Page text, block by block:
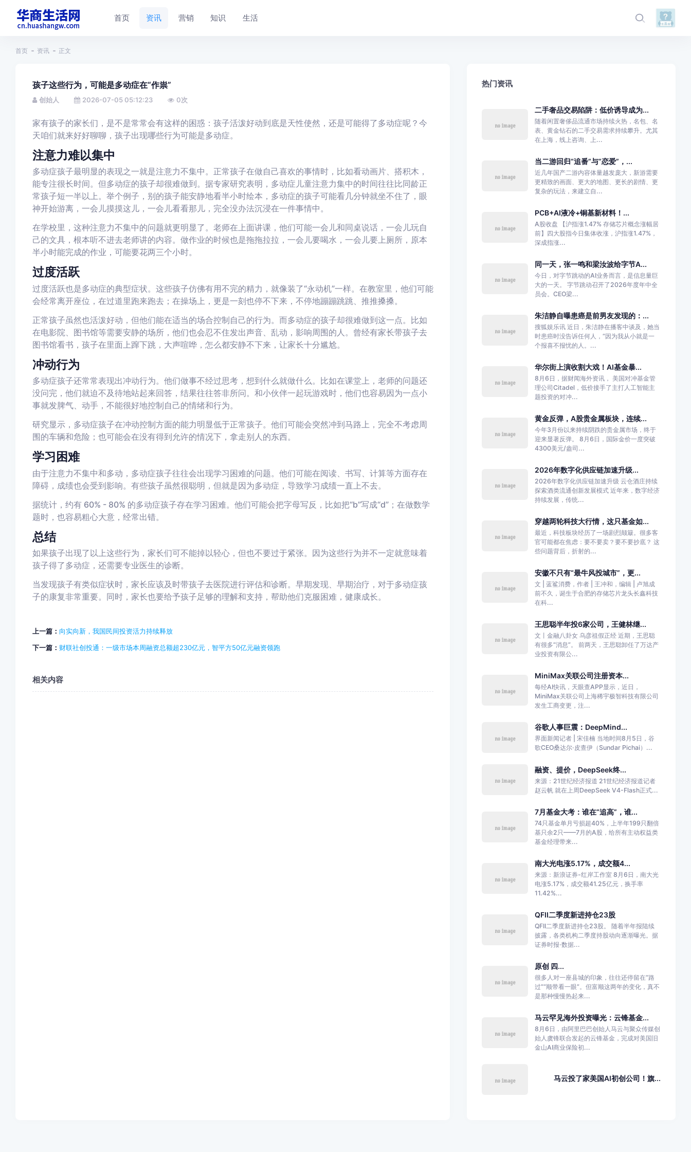
首页 资讯 营销 知识 生活
首页 资讯 正文
孩子这些行为，可能是多动症在“作祟”
创始人 2026-07-05 05:12:23 0次
家有孩子的家长们，是不是常常会有这样的困惑：孩子活泼好动到底是天性使然，还是可能得了多动症呢？今
天咱们就来好好聊聊，孩子出现哪些行为可能是多动症。
注意力难以集中
多动症孩子最明显的表现之一就是注意力不集中。正常孩子在做自己喜欢的事情时，比如看动画片、搭积木，
能专注很长时间。但多动症的孩子却很难做到。据专家研究表明，多动症儿童注意力集中的时间往往比同龄正
常孩子短一半以上。举个例子，别的孩子能安静地看半小时绘本，多动症的孩子可能看几分钟就坐不住了，眼
神开始游离，一会儿摸摸这儿，一会儿看看那儿，完全没办法沉浸在一件事情中。
在学校里，这种注意力不集中的问题就更明显了。老师在上面讲课，他们可能一会儿和同桌说话，一会儿玩自
己的文具，根本听不进去老师讲的内容。做作业的时候也是拖拖拉拉，一会儿要喝水，一会儿要上厕所，原本
半小时能完成的作业，可能要花两三个小时。
过度活跃
过度活跃也是多动症的典型症状。这些孩子仿佛有用不完的精力，就像装了“永动机”一样。在教室里，他们可能
会经常离开座位，在过道里跑来跑去；在操场上，更是一刻也停不下来，不停地蹦蹦跳跳、推推搡搡。
正常孩子虽然也活泼好动，但他们能在适当的场合控制自己的行为。而多动症的孩子却很难做到这一点。比如
在电影院、图书馆等需要安静的场所，他们也会忍不住发出声音、乱动，影响周围的人。曾经有家长带孩子去
图书馆看书，孩子在里面上蹿下跳，大声喧哗，怎么都安静不下来，让家长十分尴尬。
冲动行为
多动症孩子还常常表现出冲动行为。他们做事不经过思考，想到什么就做什么。比如在课堂上，老师的问题还
没问完，他们就迫不及待地站起来回答，结果往往答非所问。和小伙伴一起玩游戏时，他们也容易因为一点小
事就发脾气、动手，不能很好地控制自己的情绪和行为。
研究显示，多动症孩子在冲动控制方面的能力明显低于正常孩子。他们可能会突然冲到马路上，完全不考虑周
围的车辆和危险；也可能会在没有得到允许的情况下，拿走别人的东西。
学习困难
由于注意力不集中和多动，多动症孩子往往会出现学习困难的问题。他们可能在阅读、书写、计算等方面存在
障碍，成绩也会受到影响。有些孩子虽然很聪明，但就是因为多动症，导致学习成绩一直上不去。
据统计，约有 60% - 80% 的多动症孩子存在学习困难。他们可能会把字母写反，比如把“b”写成“d”；在做数学
题时，也容易粗心大意，经常出错。
总结
如果孩子出现了以上这些行为，家长们可不能掉以轻心，但也不要过于紧张。因为这些行为并不一定就意味着
孩子得了多动症，还需要专业医生的诊断。
当发现孩子有类似症状时，家长应该及时带孩子去医院进行评估和诊断。早期发现、早期治疗，对于多动症孩
子的康复非常重要。同时，家长也要给予孩子足够的理解和支持，帮助他们克服困难，健康成长。
上一篇： 向实向新，我国民间投资活力持续释放
下一篇： 财联社创投通：一级市场本周融资总额超230亿元，智平方50亿元融资领跑
相关内容
热门资讯
二手奢品交易陷阱：低价诱导成为...
随着闲置奢侈品流通市场持续火热，名包、名
表、黄金钻石的二手交易需求持续攀升。尤其
在上海，线上咨询、上...
当二游回归“追番”与“恋爱”，...
近几年国产二游内容体量越发庞大，新游需要
更精致的画面、更大的地图、更长的剧情、更
复杂的玩法，来建立自...
PCB+AI液冷+铜基新材料！...
A股收盘 【沪指涨1.47% 存储芯片概念涨幅居
前】四大股指今日集体收涨，沪指涨1.47%，
深成指涨...
同一天，张一鸣和梁汝波给字节A...
今日，对字节跳动的AI业务而言，是信息量巨
大的一天。 字节跳动召开了2026年度年中全
员会。CEO梁...
朱洁静自曝患癌是前男友发现的：...
搜狐娱乐讯 近日，朱洁静在播客中谈及，她当
时患癌时没告诉任何人，“因为我从小就是一
个报喜不报忧的人。...
华尔街上演收割大戏！AI基金暴...
8月6日，据财闻海外资讯， 美国对冲基金管
理公司Citadel，低价接手了主打人工智能主
题投资的对冲...
黄金反弹，A股贵金属板块，连续...
今年3月份以来持续阴跌的贵金属市场，终于
迎来显著反弹。 8月6日，国际金价一度突破
4300美元/盎司...
2026年数字化供应链加速升级...
2026年数字化供应链加速升级 云仓酒庄持续
探索酒类流通创新发展模式 近年来，数字经济
持续发展，传统...
穿越两轮科技大行情，这只基金如...
最近，科技板块经历了一场剧烈颠簸。很多客
官可能都在焦虑：要不要卖？要不要抄底？ 这
些问题背后，折射的...
安徽不只有“最牛风投城市”，更...
文 | 蓝鲨消费，作者 | 王冲和，编辑 | 卢旭成
前不久，诞生于合肥的存储芯片龙头长鑫科技
在科...
王思聪半年投6家公司，王健林继...
文丨金融八卦女 乌彦祖假正经 近期，王思聪
有很多“消息”。 前两天，王思聪卸任了万达产
业投资有限公...
MiniMax关联公司注册资本...
每经AI快讯，天眼查APP显示，近日，
MiniMax关联公司上海稀宇极智科技有限公司
发生工商变更，注...
谷歌人事巨震：DeepMind...
界面新闻记者 | 宋佳楠 当地时间8月5日，谷
歌CEO桑达尔·皮查伊（Sundar Pichai）...
融资、提价，DeepSeek终...
来源：21世纪经济报道 21世纪经济报道记者
赵云帆 就在上周DeepSeek V4-Flash正式...
7月基金大考：谁在“追高”，谁...
74只基金单月亏损超40%，上半年199只翻倍
基只余2只——7月的A股，给所有主动权益类
基金经理带来...
南大光电涨5.17%，成交额4...
来源：新浪证券-红岸工作室 8月6日，南大光
电涨5.17%，成交额41.25亿元，换手率
11.42%...
QFII二季度新进持仓23股
QFII二季度新进持仓23股。 随着半年报陆续
披露，各类机构二季度持股动向逐渐曝光。据
证券时报·数据...
原创 四...
很多人对一座县城的印象，往往还停留在“路
过”“顺带看一眼”。但富顺这两年的变化，真不
是那种慢慢热起来...
马云罕见海外投资曝光：云锋基金...
8月6日，由阿里巴巴创始人马云与聚众传媒创
始人虞锋联合发起的云锋基金，完成对美国旧
金山AI商业保险初...
马云投了家美国AI初创公司！旗...